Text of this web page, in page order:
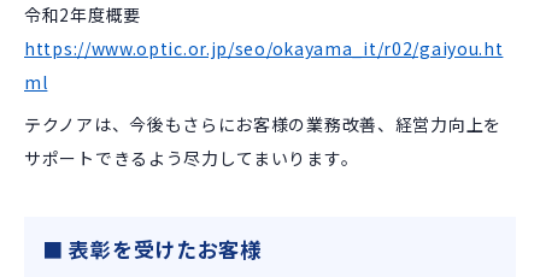
令和2年度概要
https://www.optic.or.jp/seo/okayama_it/r02/gaiyou.ht
ml
テクノアは、今後もさらにお客様の業務改善、経営力向上を
サポートできるよう尽力してまいります。
■ 表彰を受けたお客様